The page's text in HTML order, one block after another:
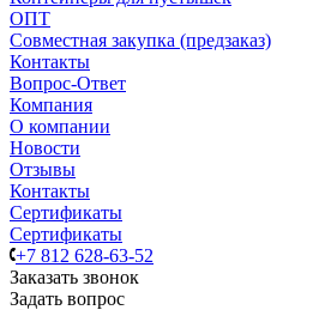
ОПТ
Совместная закупка (предзаказ)
Контакты
Вопрос-Ответ
Компания
О компании
Новости
Отзывы
Контакты
Сертификаты
Сертификаты
+7 812 628-63-52
Заказать звонок
Задать вопрос